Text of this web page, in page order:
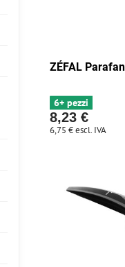
ZÉFAL
6+ pezzi
8,23 €
6,75 €escl. IVA